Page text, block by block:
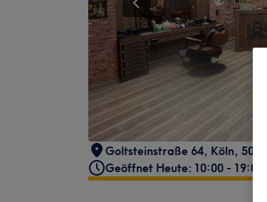
Goltsteinstraße 64, Köln, 50968
Geöffnet Heute: 10:00 - 19:00